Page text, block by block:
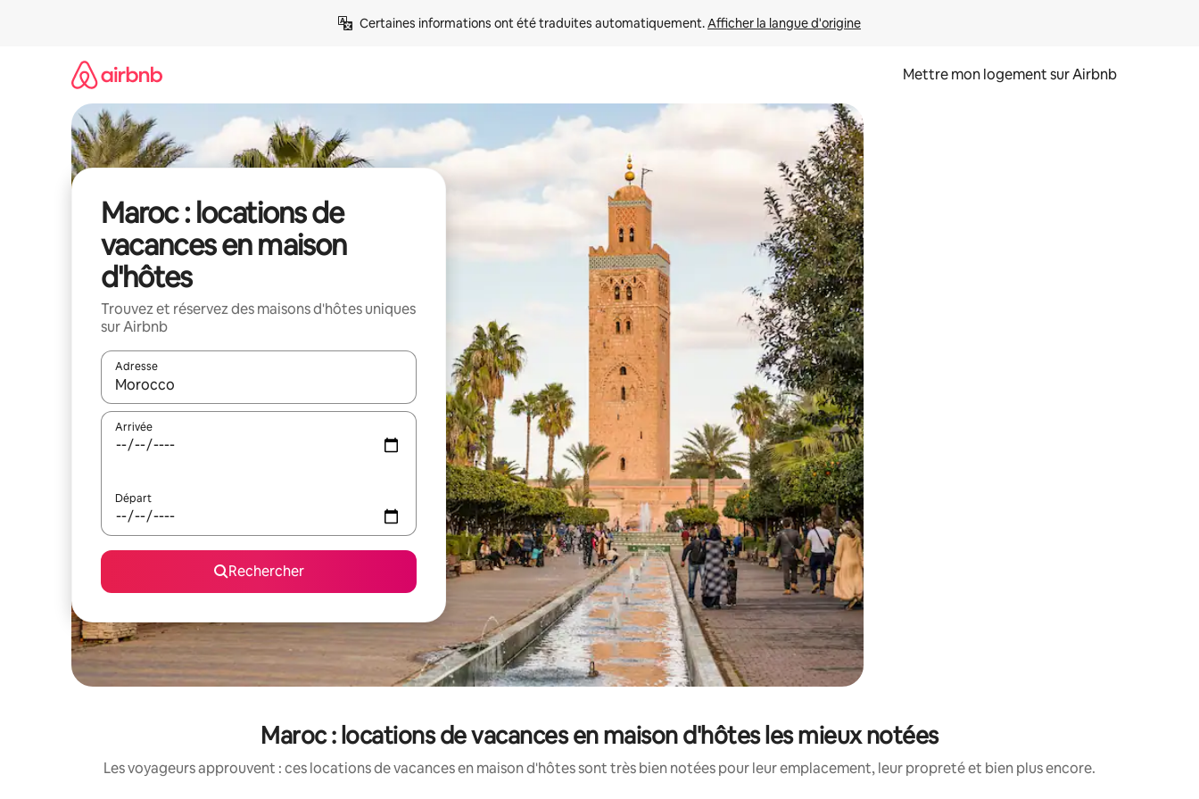
Certaines informations ont été traduites automatiquement. Afficher la langue d'origine
Mettre mon logement sur Airbnb
Maroc : locations de
vacances en maison
d'hôtes
Trouvez et réservez des maisons d'hôtes uniques
sur Airbnb
Adresse
Lorsque les résultats s'affichent, utilisez les flèches vers le haut et vers le bas pour les parcourir ou en appuyant et en faisant glisser.
Arrivée
Départ
Rechercher
Maroc : locations de vacances en maison d'hôtes les mieux notées
Les voyageurs approuvent : ces locations de vacances en maison d'hôtes sont très bien notées pour leur emplacement, leur propreté et bien plus encore.